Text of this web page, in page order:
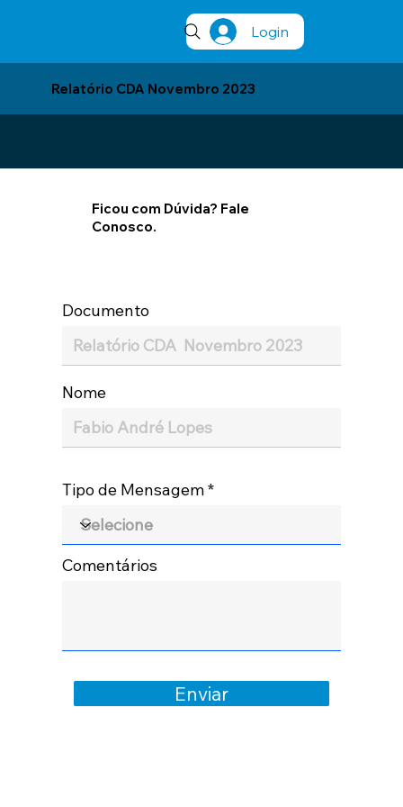
Login
Relatório CDA Novembro 2023
Ficou com Dúvida? Fale
Conosco.
Documento
Nome
Tipo de Mensagem
Comentários
Enviar